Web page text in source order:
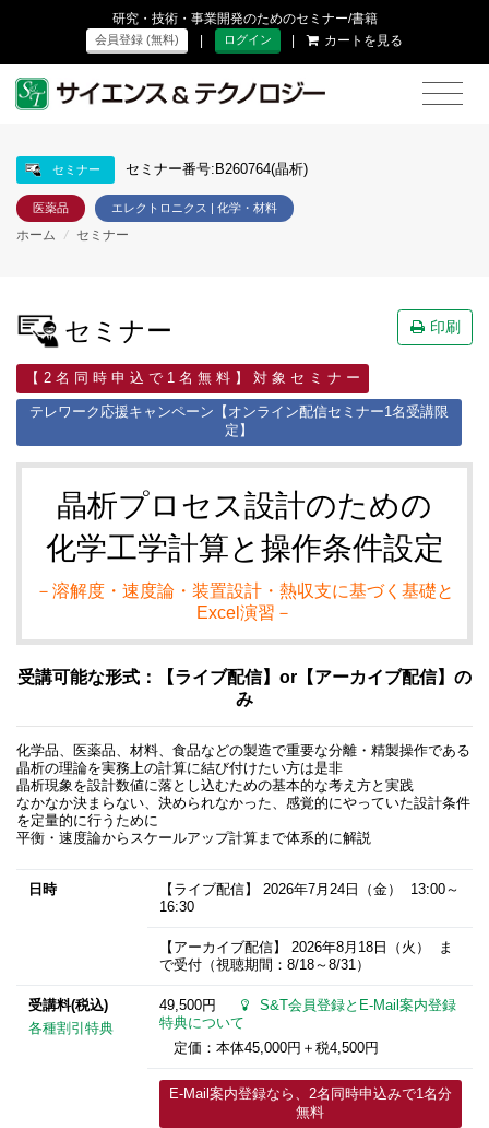
研究・技術・事業開発のためのセミナー/書籍
会員登録 (無料) | ログイン | カートを見る
セミナー セミナー番号:B260764(晶析)
医薬品 エレクトロニクス | 化学・材料
ホーム / セミナー
セミナー 印刷
【 2 名 同 時 申 込 で 1 名 無 料 】 対 象 セ ミ ナ ー
テレワーク応援キャンペーン【オンライン配信セミナー1名受講限
定】
晶析プロセス設計のための
化学工学計算と操作条件設定
－溶解度・速度論・装置設計・熱収支に基づく基礎と
Excel演習－
受講可能な形式：【ライブ配信】or【アーカイブ配信】の
み
化学品、医薬品、材料、食品などの製造で重要な分離・精製操作である
晶析の理論を実務上の計算に結び付けたい方は是非
晶析現象を設計数値に落とし込むための基本的な考え方と実践
なかなか決まらない、決められなかった、感覚的にやっていた設計条件
を定量的に行うために
平衡・速度論からスケールアップ計算まで体系的に解説
日時 【ライブ配信】 2026年7月24日
（金） 13:00～
16:30
【アーカイブ配信】 2026年8月18日
（火） ま
で受付（視聴期間：8/18～8/31）
受講料(税込)
各種割引特典
49,500円
S&T会員登録とE-Mail案内登録
特典について
定価：本体45,000円＋税4,500円
E-Mail案内登録なら、2名同時申込みで1名分
無料